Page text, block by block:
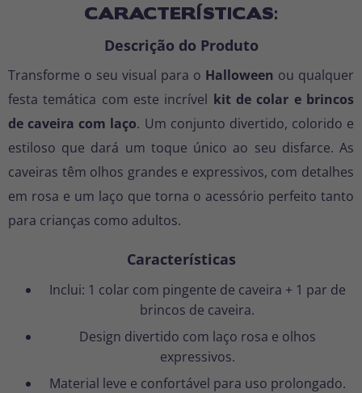
CARACTERÍSTICAS:
Descrição do Produto
Transforme o seu visual para o Halloween ou qualquer
festa temática com este incrível kit de colar e brincos
de caveira com laço. Um conjunto divertido, colorido e
estiloso que dará um toque único ao seu disfarce. As
caveiras têm olhos grandes e expressivos, com detalhes
em rosa e um laço que torna o acessório perfeito tanto
para crianças como adultos.
Características
Inclui: 1 colar com pingente de caveira + 1 par de
brincos de caveira.
Design divertido com laço rosa e olhos
expressivos.
Material leve e confortável para uso prolongado.